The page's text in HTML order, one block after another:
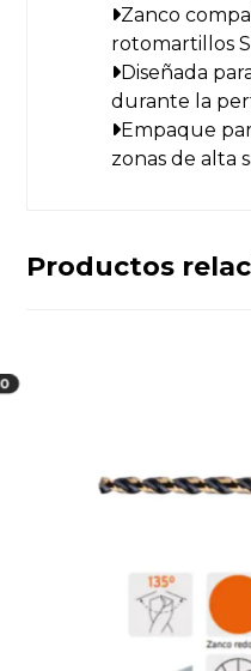
Zanco
rotomartillos
Diseñada
durante la
Empaque
zonas de alta
Productos